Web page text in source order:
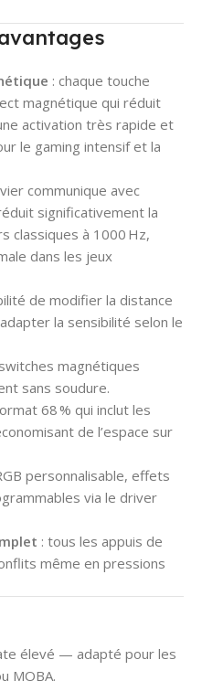
: chaque touche
magnétique qui réduit
activation très rapide et
le gaming intensif et la
communique avec
significativement la
classiques à 1000 Hz,
dans les jeux
de modifier la distance
la sensibilité selon le
magnétiques
sans soudure.
68 % qui inclut les
de l’espace sur
personnalisable, effets
via le driver
: tous les appuis de
même en pressions
élevé — adapté pour les
MOBA.